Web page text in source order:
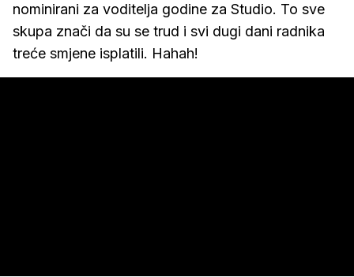
nominirani za voditelja godine za Studio. To sve
skupa znači da su se trud i svi dugi dani radnika
treće smjene isplatili. Hahah!